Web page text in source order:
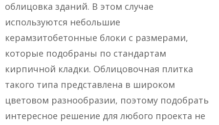
облицовка зданий. В этом случае
используются небольшие
керамзитобетонные блоки с размерами,
которые подобраны по стандартам
кирпичной кладки. Облицовочная плитка
такого типа представлена в широком
цветовом разнообразии, поэтому подобрать
интересное решение для любого проекта не